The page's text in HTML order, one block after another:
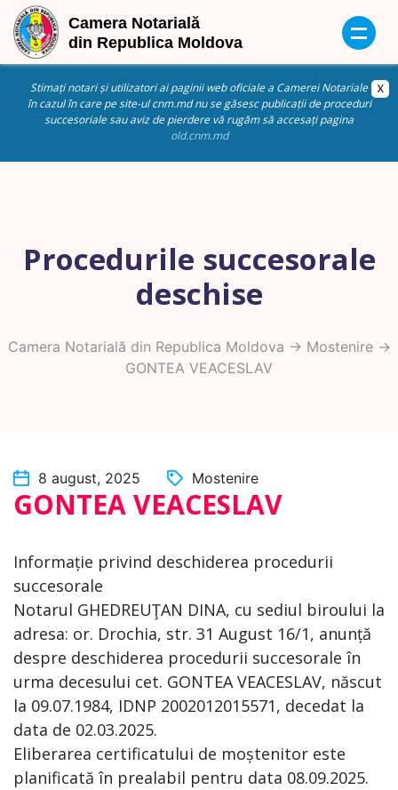
Stimați notari și utilizatori ai paginii web oficiale a Camerei Notariale
în cazul în care pe site-ul cnm.md nu se găsesc publicații de proceduri
succesoriale sau aviz de pierdere vă rugăm să accesați pagina
old.cnm.md
Procedurile succesorale
deschise
Camera Notarială din Republica Moldova -> Mostenire->
GONTEA VEACESLAV
8 august, 2025 Mostenire
GONTEA VEACESLAV
Informație privind deschiderea procedurii
succesorale
Notarul GHEDREUŢAN DINA, cu sediul biroului la
adresa: or. Drochia, str. 31 August 16/1, anunță
despre deschiderea procedurii succesorale în
urma decesului cet. GONTEA VEACESLAV, născut
la 09.07.1984, IDNP 2002012015571, decedat la
data de 02.03.2025.
Eliberarea certificatului de moștenitor este
planificată în prealabil pentru data 08.09.2025.